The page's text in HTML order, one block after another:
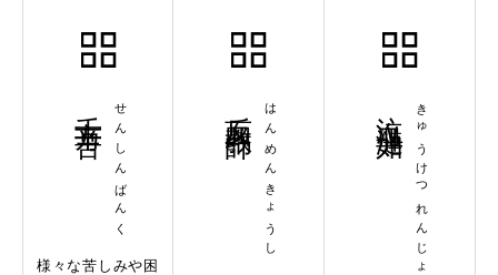
せんしんばんく
様々な苦しみや困
はんめんきょうし きゅうけつれんじょ